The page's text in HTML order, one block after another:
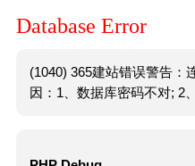
Database Error
(1040) 365建站错误警告：
因：1、数据库密码不对; 2